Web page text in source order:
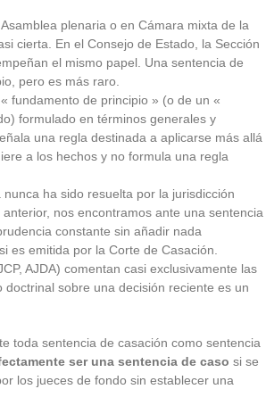
plenaria o en Cámara mixta de la
cierta. En el Consejo de Estado, la Sección
el mismo papel. Una sentencia de
pero es más raro.
fundamento de principio » (o de un «
formulado en términos generales y
una regla destinada a aplicarse más allá
a los hechos y no formula una regla
ha sido resuelta por la jurisdicción
nos encontramos ante una sentencia
constante sin añadir nada
es emitida por la Corte de Casación.
AJDA) comentan casi exclusivamente las
sobre una decisión reciente es un
toda sentencia de casación como sentencia
ser una sentencia de caso si se
los jueces de fondo sin establecer una